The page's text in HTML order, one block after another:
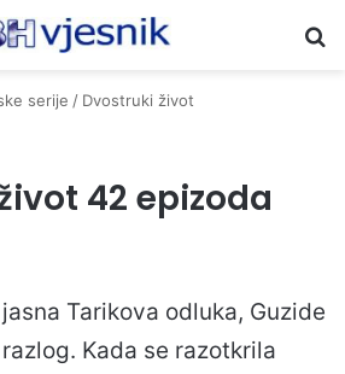
serije / Dvostruki život
42 epizoda
Tarikova odluka, Guzide
Kada se razotkrila